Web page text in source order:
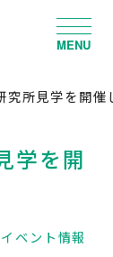
MENU
究所見学を開催
学を開
イベント情報